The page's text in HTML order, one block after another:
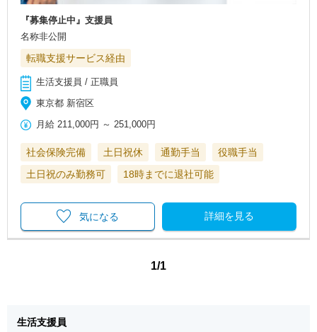
『募集停止中』支援員
名称非公開
転職支援サービス経由
生活支援員 / 正職員
東京都 新宿区
月給 211,000円 ～ 251,000円
社会保険完備 土日祝休 通勤手当
役職手当
土日祝のみ勤務可
18時までに退社可能
詳細を見る
気になる
1/1
生活支援員